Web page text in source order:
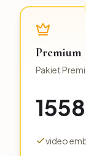
Premium
Pakiet
video